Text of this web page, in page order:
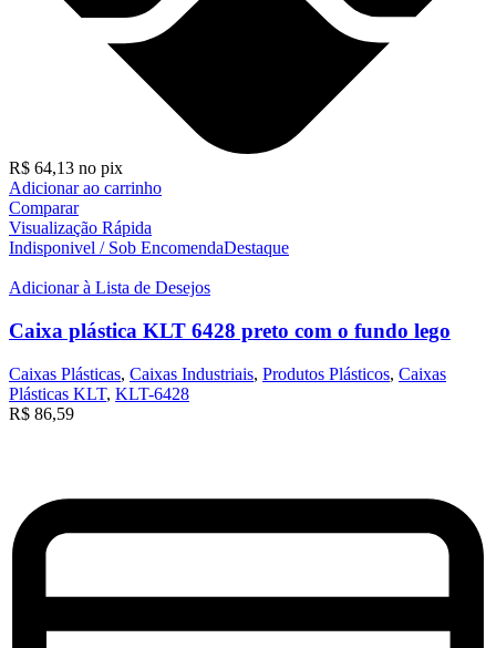
R$ 64,13 no pix
Adicionar ao carrinho
Comparar
Visualização Rápida
Indisponivel / Sob EncomendaDestaque
Adicionar à Lista de Desejos
Caixa plástica KLT 6428 preto com o fundo lego
Caixas Plásticas, Caixas Industriais, Produtos Plásticos, Caixas
Plásticas KLT, KLT-6428
R$ 86,59